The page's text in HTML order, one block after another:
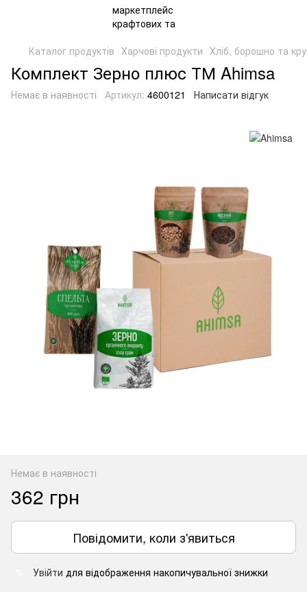
Каталог продуктів Харчові продукти Хліб, борошно та
Комплект Зерно плюс ТМ Ahimsa
Немає в наявності Артикул: 4600121 Написати відгук
Немає в наявності
362 грн
Повідомити, коли з'явиться
Увійти для відображення накопичувальної знижки